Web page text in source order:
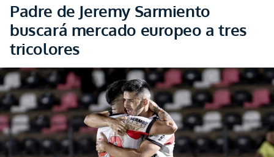
Padre de Jeremy Sarmiento
buscará mercado europeo a tres
tricolores